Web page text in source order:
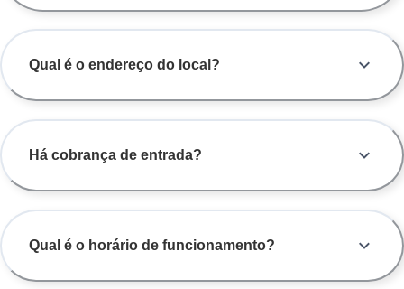
Qual é o endereço do local?
Há cobrança de entrada?
Qual é o horário de funcionamento?